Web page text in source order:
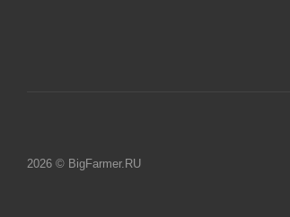
2026 © BigFarmer.RU